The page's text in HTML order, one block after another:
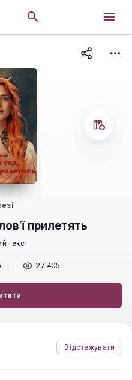
 
прилетять
текст
27 405
Відстежувати